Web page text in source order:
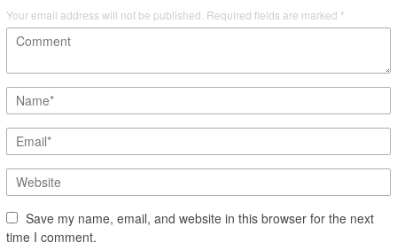
Your email address will not be published. Required fields are marked *
Save my name, email, and website in this browser for the next
time I comment.